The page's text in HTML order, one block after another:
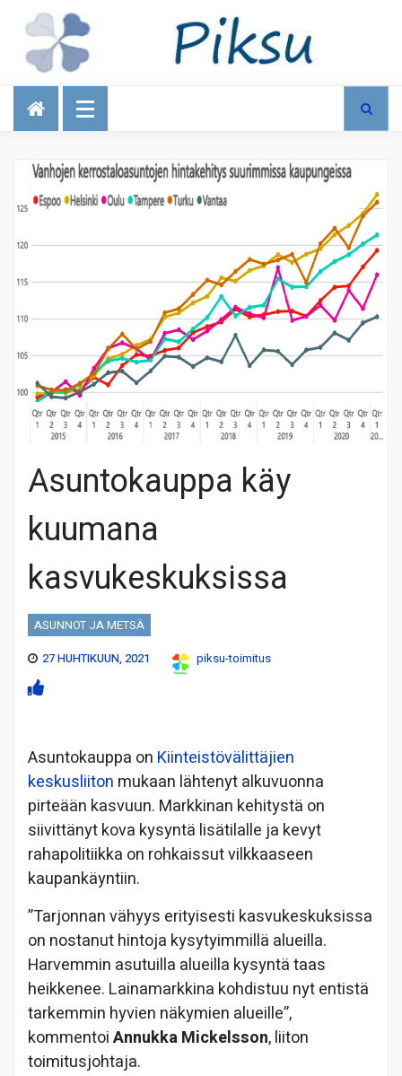
Talous
Asuntokauppa käy
kuumana
kasvukeskuksissa
ASUNNOT JA METSÄ
27 HUHTIKUUN, 2021
piksu-toimitus
Asuntokauppa on Kiinteistövälittäjien
keskusliiton mukaan lähtenyt alkuvuonna
pirteään kasvuun. Markkinan kehitystä on
siivittänyt kova kysyntä lisätilalle ja kevyt
rahapolitiikka on rohkaissut vilkkaaseen
kaupankäyntiin.
”Tarjonnan vähyys erityisesti kasvukeskuksissa
on nostanut hintoja kysytyimmillä alueilla.
Harvemmin asutuilla alueilla kysyntä taas
heikkenee. Lainamarkkina kohdistuu nyt entistä
tarkemmin hyvien näkymien alueille”,
kommentoiAnnukka Mickelsson, liiton
toimitusjohtaja.